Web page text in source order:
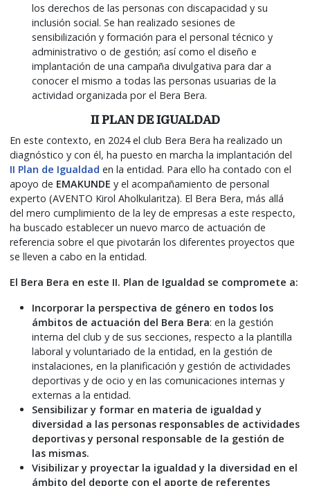
los derechos de las personas con discapacidad y su
inclusión social. Se han realizado sesiones de
sensibilización y formación para el personal técnico y
administrativo o de gestión; así como el diseño e
implantación de una campaña divulgativa para dar a
conocer el mismo a todas las personas usuarias de la
actividad organizada por el Bera Bera.
II PLAN DE IGUALDAD
En este contexto, en 2024 el club Bera Bera ha realizado un
diagnóstico y con él, ha puesto en marcha la implantación del
II Plan de Igualdad en la entidad. Para ello ha contado con el
apoyo de EMAKUNDEy el acompañamiento de personal
experto (AVENTO Kirol Aholkularitza). El Bera Bera, más allá
del mero cumplimiento de la ley de empresas a este respecto,
ha buscado establecer un nuevo marco de actuación de
referencia sobre el que pivotarán los diferentes proyectos que
se lleven a cabo en la entidad.
El Bera Bera en este II. Plan de Igualdad se compromete a:
Incorporar la perspectiva de género en todos los
ámbitos de actuación del Bera Bera: en la gestión
interna del club y de sus secciones, respecto a la plantilla
laboral y voluntariado de la entidad, en la gestión de
instalaciones, en la planificación y gestión de actividades
deportivas y de ocio y en las comunicaciones internas y
externas a la entidad.
Sensibilizar y formar en materia de igualdad y
diversidad a las personas responsables de actividades
deportivas y personal responsable de la gestión de
las mismas.
Visibilizar y proyectar la igualdad y la diversidad en el
ámbito del deporte con el aporte de referentes